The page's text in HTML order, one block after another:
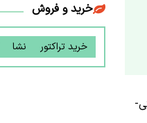
خرید و فروش
خرید تراکتور نشا